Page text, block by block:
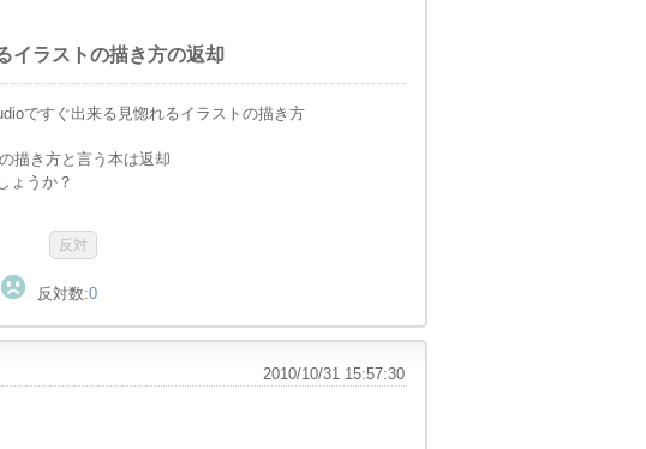
ラストの描き方の返却
ですぐ出来る見惚れるイラストの描き方
描き方と言う本は返却
ょうか？
反対数:0
2010/10/31 15:57:30